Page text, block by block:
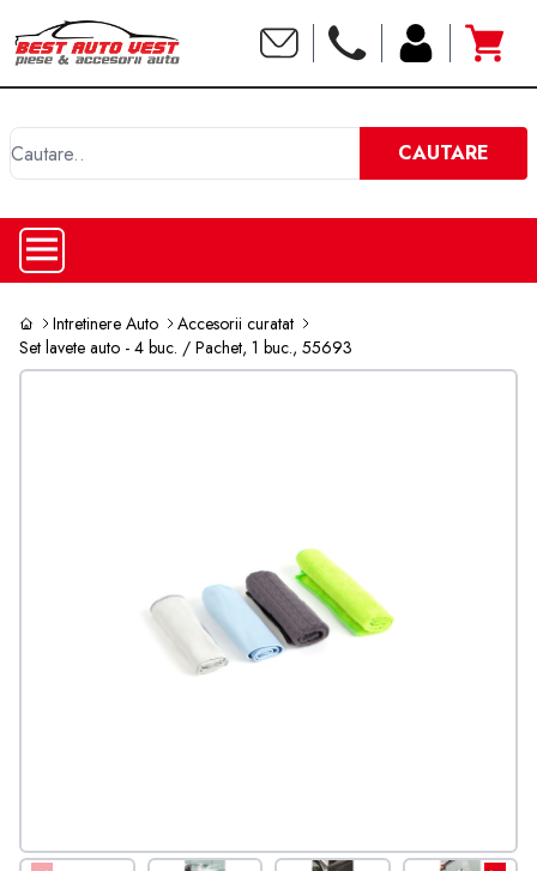
CAUTARE
Intretinere Auto
Accesorii curatat
Set lavete auto - 4 buc. / Pachet, 1 buc., 55693